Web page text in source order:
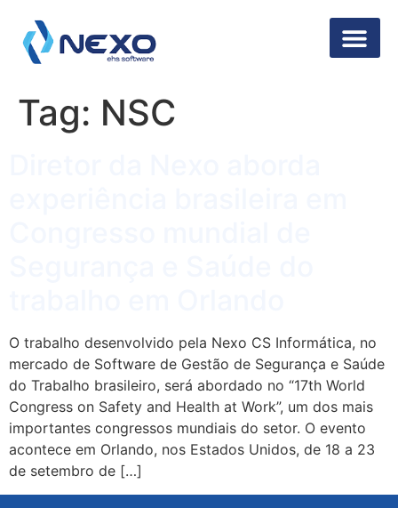
Tag: NSC
O trabalho desenvolvido pela Nexo CS Informática, no
mercado de Software de Gestão de Segurança e Saúde
do Trabalho brasileiro, será abordado no “17th World
Congress on Safety and Health at Work”, um dos mais
importantes congressos mundiais do setor. O evento
acontece em Orlando, nos Estados Unidos, de 18 a 23
de setembro de […]